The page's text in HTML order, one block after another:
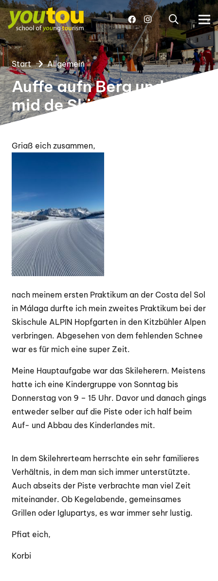
Start Allgemein
Auffe aufn Berg und oba
mid de Ski
Griaß eich zusammen,
nach meinem ersten Praktikum an der Costa del Sol
in Málaga durfte ich mein zweites Praktikum bei der
Skischule ALPIN Hopfgarten in den Kitzbühler Alpen
verbringen. Abgesehen von dem fehlenden Schnee
war es für mich eine super Zeit.
Meine Hauptaufgabe war das Skileherern. Meistens
hatte ich eine Kindergruppe von Sonntag bis
Donnerstag von 9 – 15 Uhr. Davor und danach gings
entweder selber auf die Piste oder ich half beim
Auf- und Abbau des Kinderlandes mit.
In dem Skilehrerteam herrschte ein sehr familieres
Verhältnis, in dem man sich immer unterstützte.
Auch abseits der Piste verbrachte man viel Zeit
miteinander. Ob Kegelabende, gemeinsames
Grillen oder Iglupartys, es war immer sehr lustig.
Pfiat eich,
Korbi